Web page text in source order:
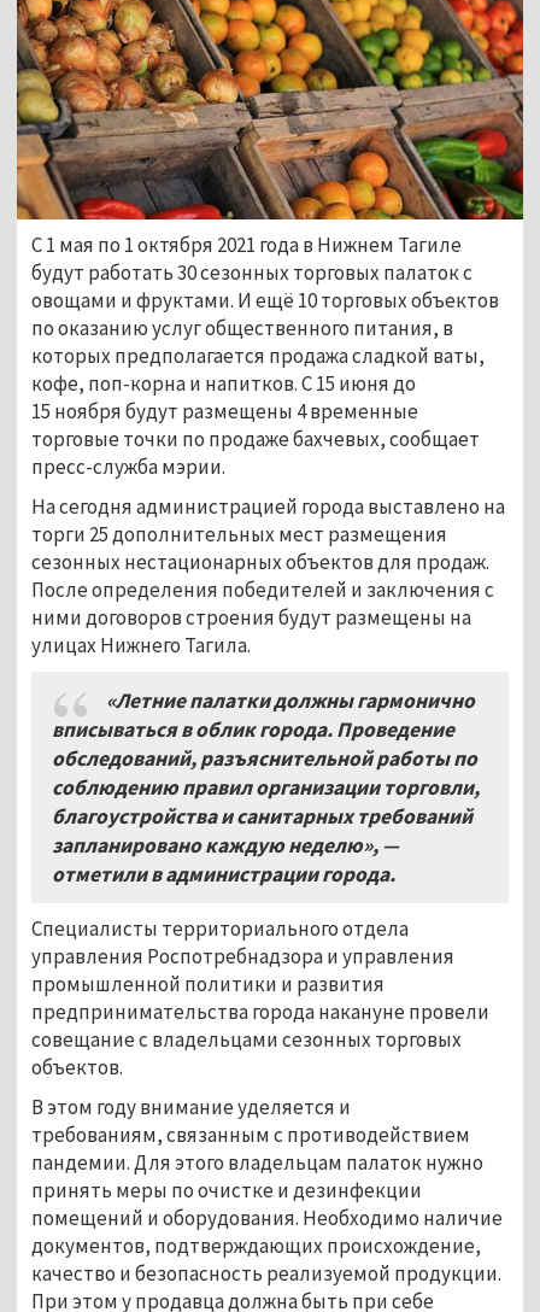
С 1 мая по 1 октября 2021 года в Нижнем Тагиле
будут работать 30 сезонных торговых палаток с
овощами и фруктами. И ещё 10 торговых объектов
по оказанию услуг общественного питания, в
которых предполагается продажа сладкой ваты,
кофе, поп-корна и напитков. С 15 июня до
15 ноября будут размещены 4 временные
торговые точки по продаже бахчевых, сообщает
пресс-служба мэрии.
На сегодня администрацией города выставлено на
торги 25 дополнительных мест размещения
сезонных нестационарных объектов для продаж.
После определения победителей и заключения с
ними договоров строения будут размещены на
улицах Нижнего Тагила.
«Летние палатки должны гармонично
вписываться в облик города. Проведение
обследований, разъяснительной работы по
соблюдению правил организации торговли,
благоустройства и санитарных требований
запланировано каждую неделю», —
отметили в администрации города.
Специалисты территориального отдела
управления Роспотребнадзора и управления
промышленной политики и развития
предпринимательства города накануне провели
совещание с владельцами сезонных торговых
объектов.
В этом году внимание уделяется и
требованиям, связанным с противодействием
пандемии. Для этого владельцам палаток нужно
принять меры по очистке и дезинфекции
помещений и оборудования. Необходимо наличие
документов, подтверждающих происхождение,
качество и безопасность реализуемой продукции.
При этом у продавца должна быть при себе